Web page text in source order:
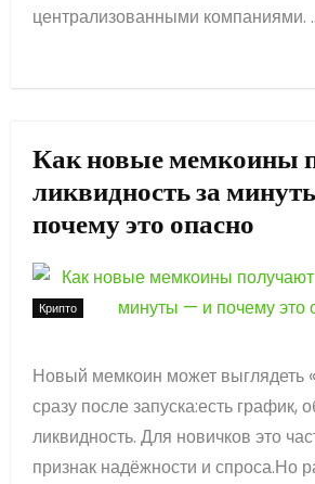
централизованными компаниями.
Как новые мемкоины
ликвидность за
почему это опасно
Крипто
Новый мемкоин может выглядеть
сразу после запуска:есть график,
ликвидность. Для новичков это
признак надёжности и спроса.Но